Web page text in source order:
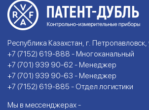
Республика Казахстан, г.
+7 (7152) 619-888 - Многоканальный
+7 (701) 939 90-62 - Менеджер
+7 (701) 939 90-63 - Менеджер
+7 (7152) 619-885 - Отдел логистики
Мы в мессенджерах -